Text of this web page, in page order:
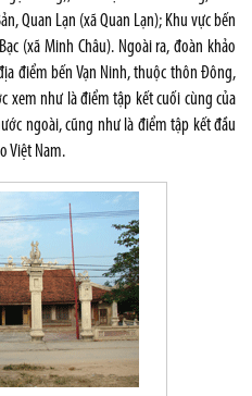
Quan Lạn (xã Quan Lạn); Khu vực bến
(xã Minh Châu). Ngoài ra, đoàn khảo
điểm bến Vạn Ninh, thuộc thôn Đông,
xem như là điểm tập kết cuối cùng của
ngoài, cũng như là điểm tập kết đầu
Việt Nam.